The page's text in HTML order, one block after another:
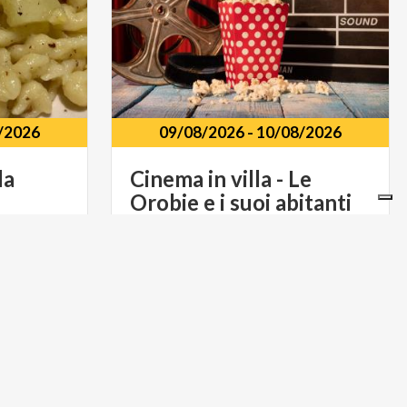
09/08/2026- 10/08/2026
Cinema in villa - Le
Orobie e i suoi abitanti